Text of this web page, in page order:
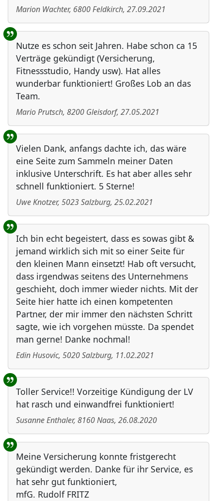
Marion Wachter, 6800Feldkirch, 27.09.2021
Nutze es schon seit Jahren. Habe schon ca 15
Verträge gekündigt (Versicherung,
Fitnessstudio, Handy usw). Hat alles
wunderbar funktioniert! Großes Lob an das
Team.
Mario Prutsch, 8200 Gleisdorf, 27.05.2021
Vielen Dank, anfangs dachte ich, das wäre
eine Seite zum Sammeln meiner Daten
inklusive Unterschrift. Es hat aber alles sehr
schnell funktioniert. 5 Sterne!
Uwe Knotzer, 5023Salzburg, 25.02.2021
Ich bin echt begeistert, dass es sowas gibt &
jemand wirklich sich mit so einer Seite für
den kleinen Mann einsetzt! Hab oft versucht,
dass irgendwas seitens des Unternehmens
geschieht, doch immer wieder nichts. Mit der
Seite hier hatte ich einen kompetenten
Partner, der mir immer den nächsten Schritt
sagte, wie ich vorgehen müsste. Da spendet
man gerne! Danke nochmal!
Edin Husovic, 5020Salzburg, 11.02.2021
Toller Service!! Vorzeitige Kündigung der LV
hat rasch und einwandfrei funktioniert!
Susanne Enthaler, 8160Naas, 26.08.2020
Meine Versicherung konnte fristgerecht
gekündigt werden. Danke für ihr Service, es
hat sehr gut funktioniert,
mfG. Rudolf FRITZ